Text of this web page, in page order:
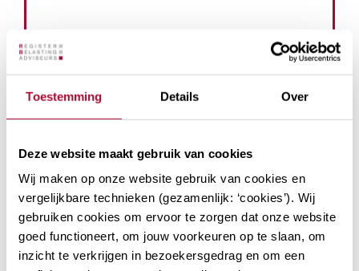
Toestemming Details Over
Deze website maakt gebruik van cookies
Wij maken op onze website gebruik van cookies en
vergelijkbare technieken (gezamenlijk: ‘cookies’). Wij
gebruiken cookies om ervoor te zorgen dat onze website
goed functioneert, om jouw voorkeuren op te slaan, om
inzicht te verkrijgen in bezoekersgedrag en om een